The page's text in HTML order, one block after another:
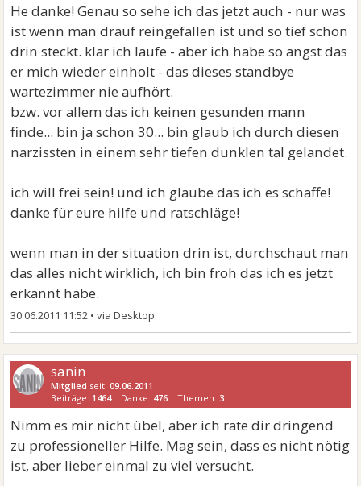
He danke! Genau so sehe ich das jetzt auch - nur was
ist wenn man drauf reingefallen ist und so tief schon
drin steckt. klar ich laufe - aber ich habe so angst das
er mich wieder einholt - das dieses standbye
wartezimmer nie aufhört.
bzw. vor allem das ich keinen gesunden mann
finde... bin ja schon 30... bin glaub ich durch diesen
narzissten in einem sehr tiefen dunklen tal gelandet.
ich will frei sein! und ich glaube das ich es schaffe!
danke für eure hilfe und ratschläge!
wenn man in der situation drin ist, durchschaut man
das alles nicht wirklich, ich bin froh das ich es jetzt
erkannt habe.
30.06.2011 11:52 •
sanin
Mitglied seit:09.06.2011
Beiträge: 1464 Danke: 476 Themen: 3
Nimm es mir nicht übel, aber ich rate dir dringend
zu professioneller Hilfe. Mag sein, dass es nicht nötig
ist, aber lieber einmal zu viel versucht.